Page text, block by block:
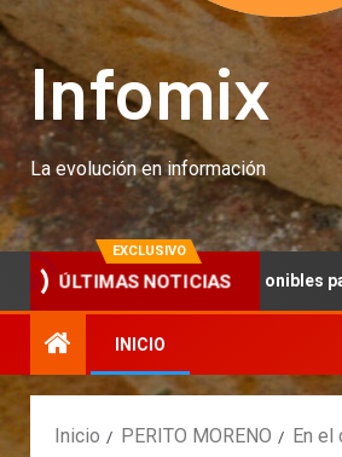
Infomix
La evolución en información
EXCLUSIVO
ÚLTIMAS NOTICIAS
cupos disponibles para
INICIO
Inicio PERITO MORENO En el